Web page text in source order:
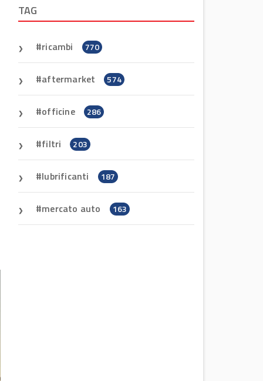
TAG
ricambi 770
aftermarket 574
officine 286
filtri 203
lubrificanti 187
mercato auto 163